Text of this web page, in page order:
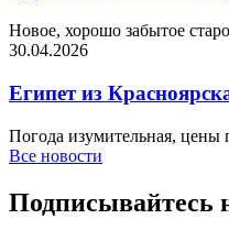
Новое, хорошо забытое
30.04.2026
Египет из
Погода изумительная, цены
Все новости
Подписывайтесь